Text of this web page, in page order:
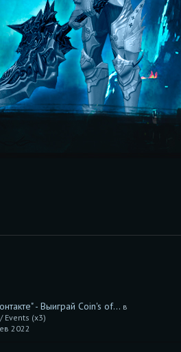
- Выиграй Coin's of... в
Events (x3)
2022